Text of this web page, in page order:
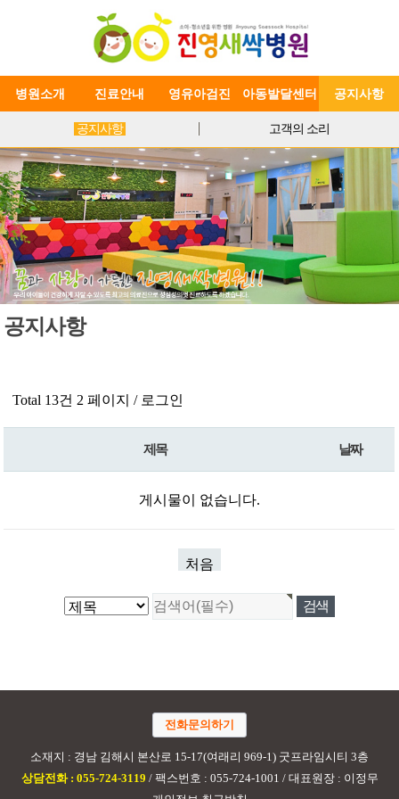
병원소개 진료안내 영유아검진 아동발달센터 공지사항
공지사항 고객의 소리
공지사항
Total 13건 2 페이지 / 로그인
제목 날짜
게시물이 없습니다.
처음
전화문의하기
소재지 : 경남 김해시 본산로 15-17(여래리 969-1) 굿프라임시티 3층
상담전화 : 055-724-3119 / 팩스번호 : 055-724-1001 / 대표원장 : 이정무